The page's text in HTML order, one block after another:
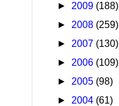
► 2009 (188)
► 2008 (259)
► 2007 (130)
► 2006 (109)
► 2005 (98)
► 2004 (61)